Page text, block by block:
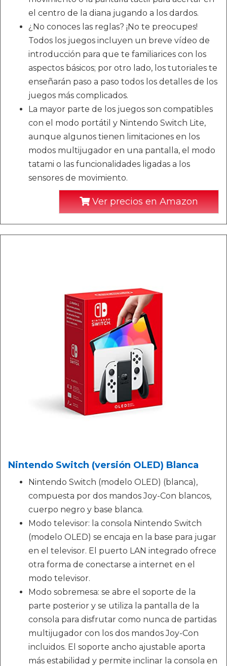
el centro de la diana jugando a los dardos.
¿No conoces las reglas? ¡No te preocupes!
Todos los juegos incluyen un breve vídeo de
introducción para que te familiarices con los
aspectos básicos; por otro lado, los tutoriales te
enseñarán paso a paso todos los detalles de los
juegos más complicados.
La mayor parte de los juegos son compatibles
con el modo portátil y Nintendo Switch Lite,
aunque algunos tienen limitaciones en los
modos multijugador en una pantalla, el modo
tatami o las funcionalidades ligadas a los
sensores de movimiento.
Ver precios en Amazon
Nintendo Switch (versión OLED) Blanca
Nintendo Switch (modelo OLED) (blanca),
compuesta por dos mandos Joy-Con blancos,
cuerpo negro y base blanca.
Modo televisor: la consola Nintendo Switch
(modelo OLED) se encaja en la base para jugar
en el televisor. El puerto LAN integrado ofrece
otra forma de conectarse a internet en el
modo televisor.
Modo sobremesa: se abre el soporte de la
parte posterior y se utiliza la pantalla de la
consola para disfrutar como nunca de partidas
multijugador con los dos mandos Joy-Con
incluidos. El soporte ancho ajustable aporta
más estabilidad y permite inclinar la consola en